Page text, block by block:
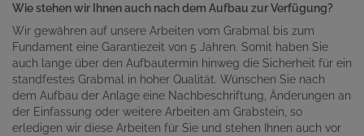
Wie stehen wir Ihnen auch nach dem Aufbau zur Verfügung?
Wir gewähren auf unsere Arbeiten vom Grabmal bis zum
Fundament eine Garantiezeit von 5 Jahren. Somit haben Sie
auch lange über den Aufbautermin hinweg die Sicherheit für ein
standfestes Grabmal in hoher Qualität. Wünschen Sie nach
dem Aufbau der Anlage eine Nachbeschriftung, Änderungen an
der Einfassung oder weitere Arbeiten am Grabstein, so
erledigen wir diese Arbeiten für Sie und stehen Ihnen auch vor